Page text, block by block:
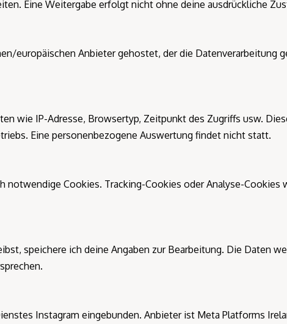
Eine Weitergabe erfolgt nicht ohne deine ausdrückliche
europäischen Anbieter gehostet, der die Datenverarbeitung
wie IP-Adresse, Browsertyp, Zeitpunkt des Zugriffs usw.
Eine personenbezogene Auswertung findet nicht statt.
notwendige Cookies. Tracking-Cookies oder Analyse-Cookies
speichere ich deine Angaben zur Bearbeitung. Die Daten
Instagram eingebunden. Anbieter ist Meta Platforms